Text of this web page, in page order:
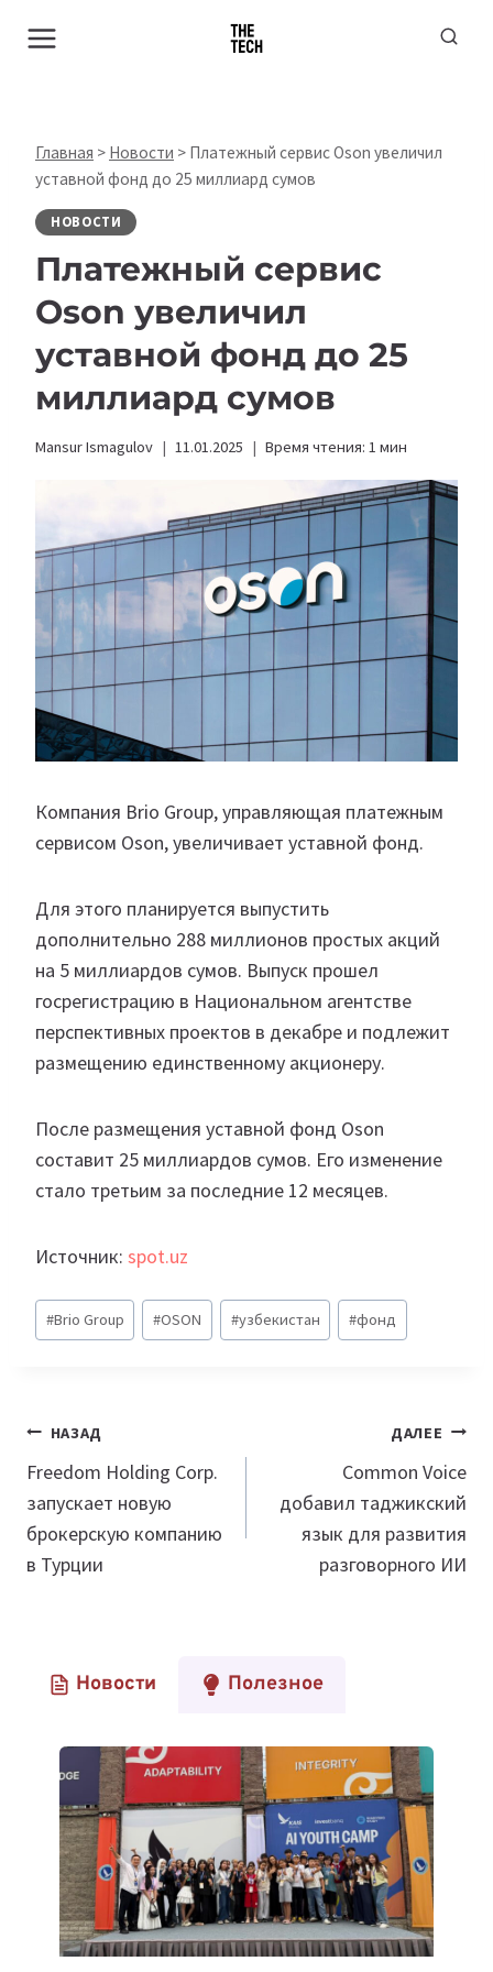
Главная > Новости > Платежный сервис Oson увеличил
уставной фонд до 25 миллиард сумов
НОВОСТИ
Платежный сервис
Oson увеличил
уставной фонд до 25
миллиард сумов
Mansur Ismagulov 11.01.2025 Время чтения: 1 мин
Компания Brio Group, управляющая платежным
сервисом Oson, увеличивает уставной фонд.
Для этого планируется выпустить
дополнительно 288 миллионов простых акций
на 5 миллиардов сумов. Выпуск прошел
госрегистрацию в Национальном агентстве
перспективных проектов в декабре и подлежит
размещению единственному акционеру.
После размещения уставной фонд Oson
составит 25 миллиардов сумов. Его изменение
стало третьим за последние 12 месяцев.
Источник: spot.uz
Метки
записи:
#Brio Group #OSON #узбекистан #фонд
Навигация
по
записям
НАЗАД
Freedom Holding Corp.
запускает новую
брокерскую компанию
в Турции
ДАЛЕЕ
Common Voice
добавил таджикский
язык для развития
разговорного ИИ
Новости Полезное